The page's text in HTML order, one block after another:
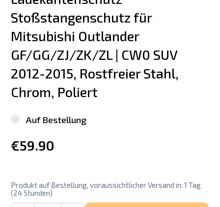
Stoßstangenschutz für
Mitsubishi Outlander
GF/GG/ZJ/ZK/ZL | CW0 SUV
2012-2015, Rostfreier Stahl,
Chrom, Poliert
Auf Bestellung
€59.90
Produkt auf Bestellung, voraussichtlicher Versand in: 1 Tag
(24 Stunden)